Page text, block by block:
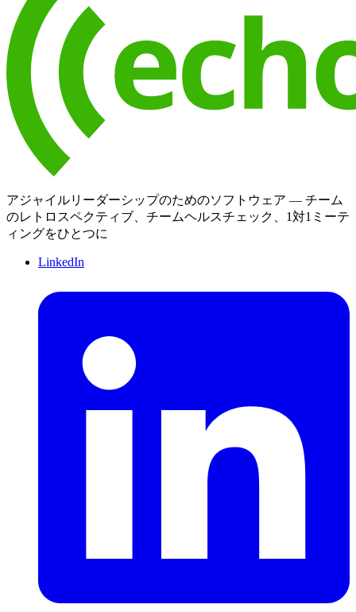
アジャイルリーダーシップのためのソフトウェア — チーム
のレトロスペクティブ、チームヘルスチェック、1対1ミーテ
ィングをひとつに
LinkedIn